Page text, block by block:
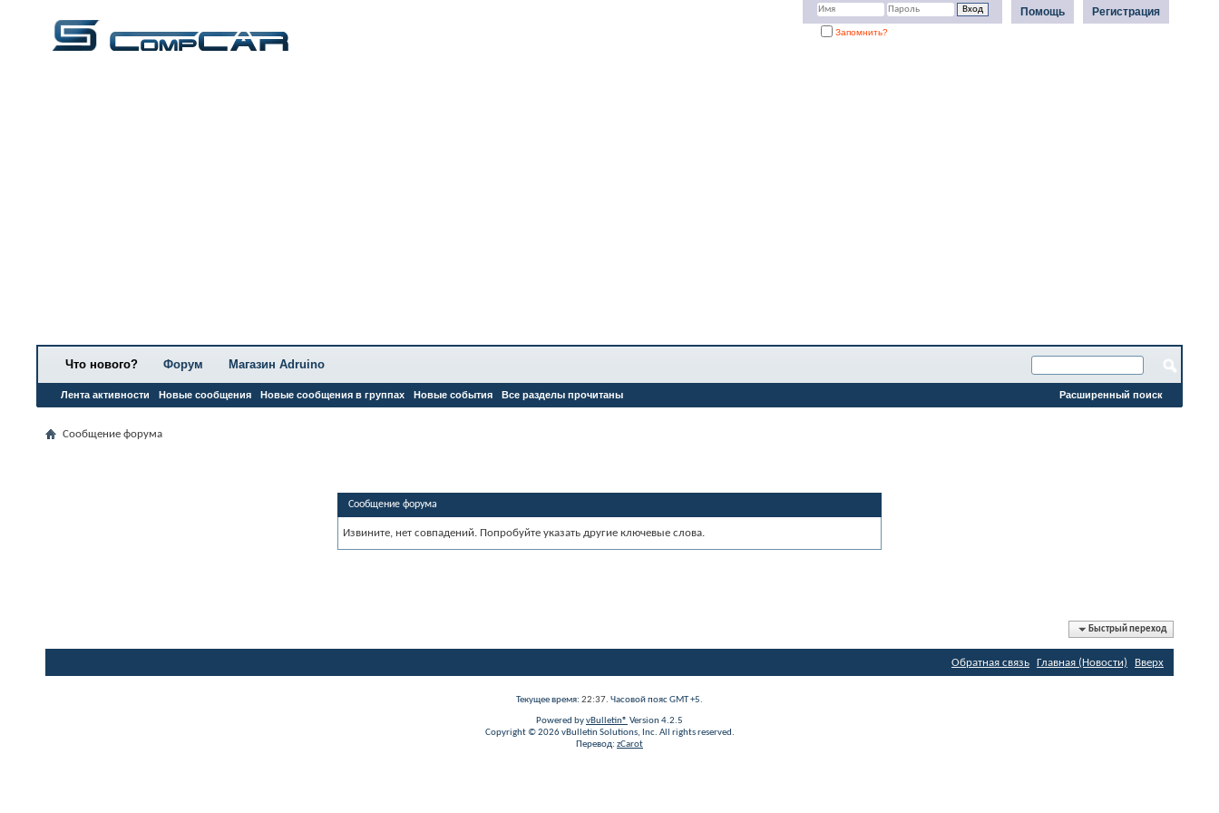
Регистрация
Помощь
Запомнить?
Что нового?
Лента активности Новые сообщения Новые сообщения в группах Новые события Все разделы прочитаны
Форум Магазин Adruino
Расширенный поиск
Сообщение форума
Сообщение форума
Извините, нет совпадений. Попробуйте указать другие ключевые слова.
Быстрый переход
Обратная связь Главная (Новости) Вверх
Текущее время: 22:37. Часовой пояс GMT +5.
Powered byvBulletin® Version 4.2.5
Copyright © 2026 vBulletin Solutions, Inc. All rights reserved.
Перевод: zCarot